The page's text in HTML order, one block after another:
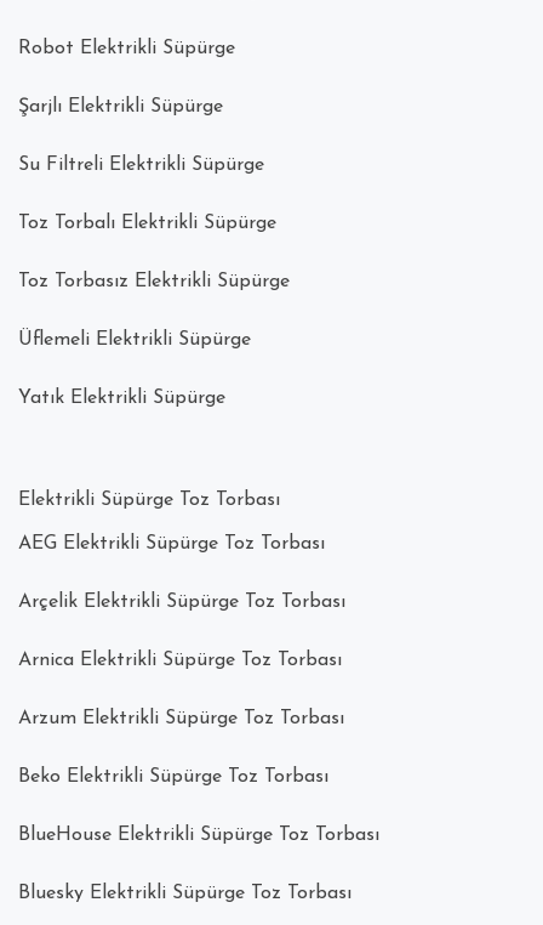
Robot Elektrikli Süpürge
Şarjlı Elektrikli Süpürge
Su Filtreli Elektrikli Süpürge
Toz Torbalı Elektrikli Süpürge
Toz Torbasız Elektrikli Süpürge
Üflemeli Elektrikli Süpürge
Yatık Elektrikli Süpürge
Elektrikli Süpürge Toz Torbası
AEG Elektrikli Süpürge Toz Torbası
Arçelik Elektrikli Süpürge Toz Torbası
Arnica Elektrikli Süpürge Toz Torbası
Arzum Elektrikli Süpürge Toz Torbası
Beko Elektrikli Süpürge Toz Torbası
BlueHouse Elektrikli Süpürge Toz Torbası
Bluesky Elektrikli Süpürge Toz Torbası